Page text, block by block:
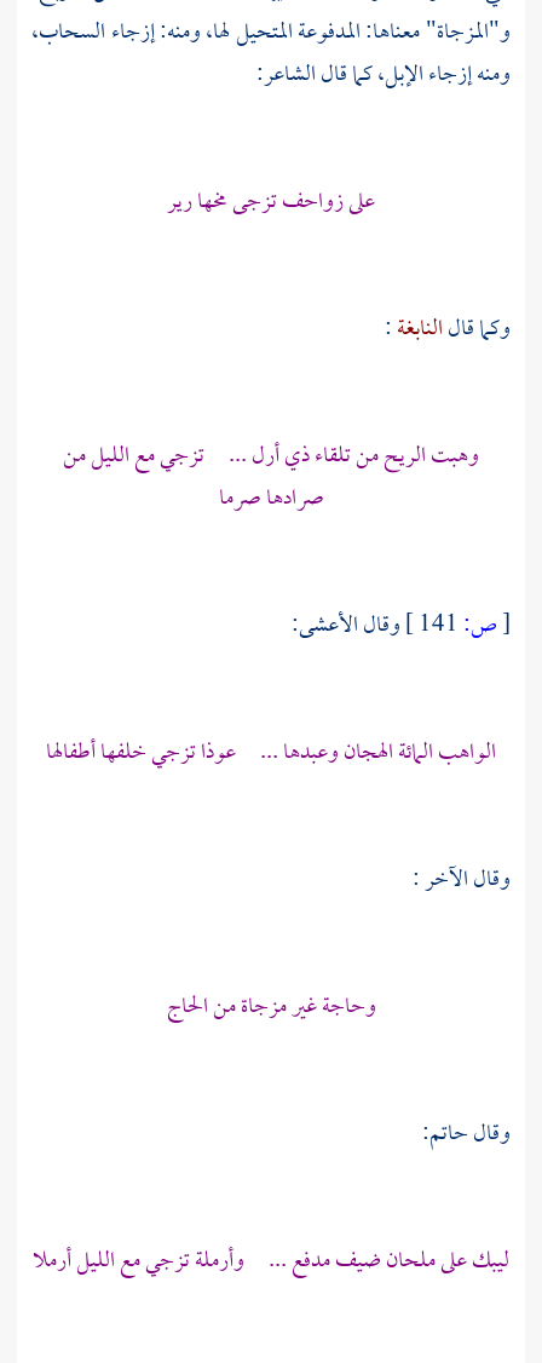
و"المزجاة" معناها: المدفوعة المتحيل لها، ومنه: إزجاء السحاب،
ومنه إزجاء الإبل، كما قال الشاعر:
على زواحف تزجى مخها رير
وكما قالالنابغة:
وهبت الريح من تلقاء ذي أرل ... تزجي مع الليل من
صرادها صرما
[ص: وقالالأعشى:
الواهب المائة الهجان وعبدها ... عوذا تزجي خلفها أطفالها
وقال الآخر :
وحاجة غير مزجاة من الحاج
وقالحاتم:
ليبك على ملحان ضيف مدفع ... وأرملة تزجي مع الليل أرملا